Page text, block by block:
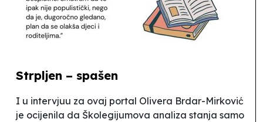
Strpljen – spašen
I u intervjuu za ovaj portal Olivera Brdar-Mirković
je ocijenila da Školegijumova analiza stanja samo